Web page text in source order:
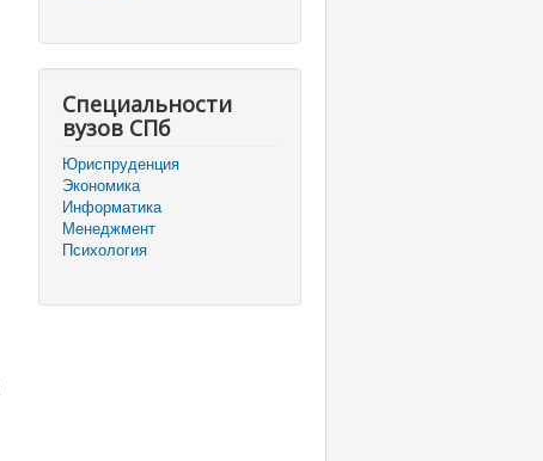
Специальности
вузов СПб
Юриспруденция
Экономика
Информатика
Менеджмент
Психология